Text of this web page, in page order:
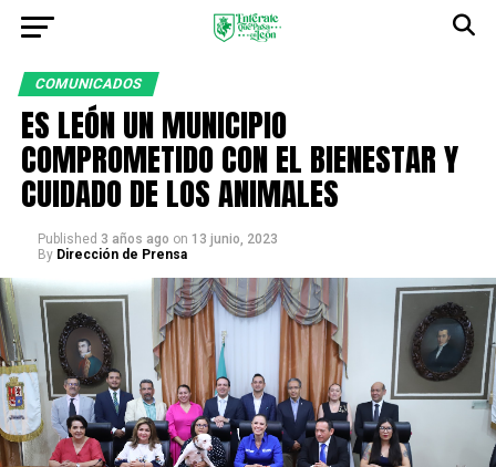
COMUNICADOS
ES LEÓN UN MUNICIPIO
COMPROMETIDO CON EL BIENESTAR Y
CUIDADO DE LOS ANIMALES
Published 3 años ago on 13 junio, 2023
By Dirección de Prensa